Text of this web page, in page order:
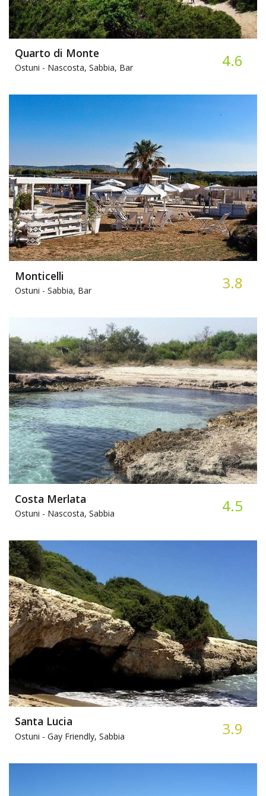
Quarto di Monte
Ostuni - Nascosta, Sabbia, Bar 4.6
Monticelli
Ostuni - Sabbia, Bar 3.8
Costa Merlata
Ostuni - Nascosta, Sabbia 4.5
Santa Lucia
Ostuni - Gay Friendly, Sabbia 3.9